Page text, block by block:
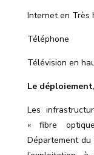
Internet en Très
Téléphone
Télévision en
Le
Les
« fibre
Département